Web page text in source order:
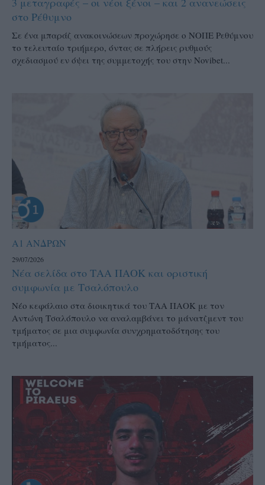
στο Ρέθυμνο
Σε ένα μπαράζ ανακοινώσεων προχώρησε ο ΝΟΠΕ Ρεθύμνου
το τελευταίο τριήμερο, όντας σε πλήρεις ρυθμούς
σχεδιασμού εν όψει της συμμετοχής του στην Novibet...
Α1 ΑΝΔΡΩΝ
29/07/2026
Νέα σελίδα στο ΤΑΑ ΠΑΟΚ και οριστική
συμφωνία με Τσαλόπουλο
Νέο κεφάλαιο στα διοικητικά του ΤΑΑ ΠΑΟΚ με τον
Αντώνη Τσαλόπουλο να αναλαμβάνει το μάνατζμεντ του
τμήματος σε μια συμφωνία συνχρηματοδότησης του
τμήματος...